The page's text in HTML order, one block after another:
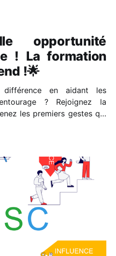
opportunité
! La formation
!🌟
en aidant les
? Rejoignez la
les premiers gestes qui
enrichissante, avec
disponibles